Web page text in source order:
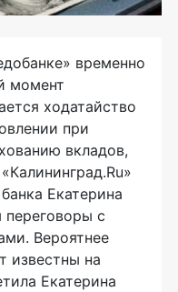
временно
момент
ходатайство
при
вкладов,
Екатерина
переговоры с
Вероятнее
известны на
Екатерина